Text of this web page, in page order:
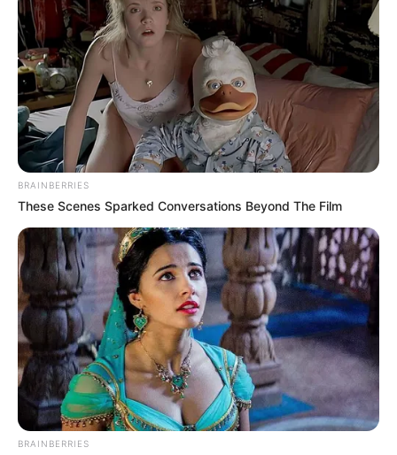
ดวงรายวัน 12 กันยายน 2565
12 ก.ย. 2022
ดวงรายวัน 10 กันยายน 2565
10 ก.ย. 2022
BRAINBERRIES
These Scenes Sparked Conversations Beyond The Film
BRAINBERRIES